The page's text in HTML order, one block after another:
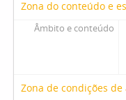
Zona do conteúdo e
Âmbito e conteúdo
Zona de condições